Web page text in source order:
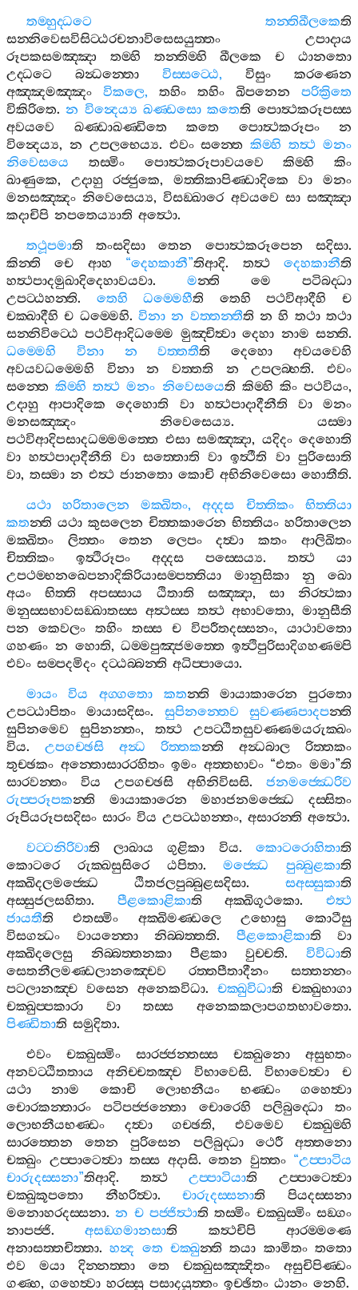
තම‍්හුද‍්ධටෙ
තන‍්තිඛීලකෙති
සන‍්නිවෙසවිසිට‍්ඨරචනාවිසෙසයුත‍්තං
උපාදාය
රූපකසමඤ‍්ඤා
තම‍්හි තන‍්තිම‍්හි ඛීලකෙ ච
ඨානතො
උද‍්ධටෙ
බන්‍ධන‍්තො විස‍්සට‍්ඨෙ, විසුං
කරණෙන
අඤ‍්ඤමඤ‍්ඤං
විකලෙ, තහිං තහිං ඛිපනෙන
පරික්‍රිතෙ
විකිරිතෙ.න වින්‍දෙය්‍ය ඛණ‍්ඩසො කතෙති පොත්‍ථකරූපස‍්ස
අවයවෙ
ඛණ‍්ඩාඛණ‍්ඩිතෙ කතෙ පොත්‍ථකරූපං
න
වින්‍දෙය්‍ය, න උපලභෙය්‍ය. එවං සන‍්තෙ කිම‍්හි තත්‍ථ මනං
නිවෙසයෙ
තස‍්මිං පොත්‍ථකරූපාවයවෙ කිම‍්හි
කිං
ඛාණුකෙ, උදාහු රජ‍්ජුකෙ, මත‍්තිකාපිණ‍්ඩාදිකෙ වා
මනං
මනසඤ‍්ඤං නිවෙසෙය්‍ය,විසඞ‍්ඛාරෙ අවයවෙ සා සඤ‍්ඤා
කදාචිපි නපතෙය්‍යාති අත්‍ථො.
තථූපමාති තංසදිසා තෙන පොත්‍ථකරූපෙන සදිසා.
කින‍්ති
චෙ ආහ “දෙහකානී”තිආදි. තත්‍ථ දෙහකානීති
හත්‍ථපාදමුඛාදිදෙහාවයවා. මන‍්ති මෙ
පටිබද‍්ධා
උපට‍්ඨහන‍්ති. තෙහි ධම‍්මෙහීති තෙහි පථවිආදීහි
ච
චක‍්ඛාදීහි ච ධම‍්මෙහි.විනා න වත‍්තන‍්තීති න හි තථා තථා
සන‍්නිවිට‍්ඨෙ පථවිආදිධම‍්මෙ මුඤ‍්චිත්‍වා දෙහා නාම සන‍්ති.
ධම‍්මෙහි
විනා න වත‍්තතීති දෙහො
අවයවෙහි
අවයවධම‍්මෙහි
විනා න වත‍්තති න උපලබ‍්භති.එවං
සන‍්තෙ කිම‍්හි තත්‍ථ මනං නිවෙසයෙති කිම‍්හි කිං පථවියං,
උදාහු
ආපාදිකෙ දෙහොති වා හත්‍ථපාදාදීනීති වා
මනං
මනසඤ‍්ඤං
නිවෙසෙය්‍ය. යස‍්මා
පථවිආදිපසාදධම‍්මමත‍්තෙ එසා සමඤ‍්ඤා, යදිදං දෙහොති
වා හත්‍ථපාදාදීනීති වා සත‍්තොති වා ඉත්‍ථීති වා පුරිසොති
වා, තස‍්මා න එත්‍ථ ජානතො කොචි අභිනිවෙසො හොතීති.
යථා
හරිතාලෙන මක‍්ඛිතං,අද‍්දස චිත‍්තිකං
භිත‍්තියා
කතන‍්ති යථා කුසලෙන චිත‍්තකාරෙන භිත‍්තියං හරිතාලෙන
මක‍්ඛිතං
ලිත‍්තං තෙන ලෙපං දත්‍වා කතං
ආලිඛිතං
චිත‍්තිකං
ඉත්‍ථිරූපං අද‍්දස පස‍්සෙය්‍ය. තත්‍ථ
යා
උපථම‍්භනඛෙපනාදිකිරියාසම‍්පත‍්තියා
මානුසිකා නු
ඛො
අයං
භිත‍්ති අපස‍්සාය ඨිතාති සඤ‍්ඤා, සා
නිරත්‍ථකා
මනුස‍්සභාවසඞ‍්ඛාතස‍්ස අත්‍ථස‍්ස තත්‍ථ අභාවතො, මානුසීති
පන
කෙවලං තහිං තස‍්ස ච විපරීතදස‍්සනං, යාථාවතො
ගහණං න හොති,ධම‍්මපුඤ‍්ජමත‍්තෙ ඉත්‍ථිපුරිසාදිගහණම‍්පි
එවං සම‍්පදමිදං දට‍්ඨබ‍්බන‍්ති අධිප‍්පායො.
මායං
විය අග‍්ගතො කතන‍්ති මායාකාරෙන
පුරතො
උපට‍්ඨාපිතං
මායාසදිසං. සුපිනන‍්තෙව සුවණ‍්ණපාදපන‍්ති
සුපිනමෙව
සුපිනන‍්තං, තත්‍ථ
උපට‍්ඨිතසුවණ‍්ණමයරුක‍්ඛං
විය. උපගච‍්ඡසි අන්‍ධ රිත‍්තකන‍්ති අන්‍ධබාල
රිත‍්තකං
තුච‍්ඡකං අන‍්තොසාරරහිතං ඉමං අත‍්තභාවං“එතං මමා”ති
සාරවන‍්තං
විය උපගච‍්ඡසි අභිනිවිසසි. ජනමජ‍්ඣෙරිව
රුප‍්පරූපකන‍්ති මායාකාරෙන මහාජනමජ‍්ඣෙ
දස‍්සිතං
රූපියරූපසදිසං සාරං විය උපට‍්ඨහන‍්තං, අසාරන‍්ති අත්‍ථො.
වට‍්ටනිරිවාති ලාඛාය ගුළිකා විය. කොටරොහිතාති
කොටරෙ
රුක‍්ඛසුසිරෙ ඨපිතා.මජ‍්ඣෙ පුබ‍්බුළකාති
අක‍්ඛිදලමජ‍්ඣෙ
ඨිතජලපුබ‍්බුළසදිසා. සඅස‍්සුකාති
අස‍්සුජලසහිතා. පීළකොළිකාති අක‍්ඛිගූථකො.එත්‍ථ
ජායතීති එතස‍්මිං අක‍්ඛිමණ‍්ඩලෙ උභොසු
කොටීසු
විසගන්‍ධං
වායන‍්තො නිබ‍්බත‍්තති. පීළකොළිකාති
වා
අක‍්ඛිදලෙසු
නිබ‍්බත‍්තනකා පීළකා වුච‍්චති. විවිධාති
සෙතනීලමණ‍්ඩලානඤ‍්චෙව
රත‍්තපීතාදීනං
සත‍්තන‍්නං
පටලානඤ‍්ච වසෙන අනෙකවිධා. චක‍්ඛුවිධාති
චක‍්ඛුභාගා
චක‍්ඛුප‍්පකාරා
වා තස‍්ස අනෙකකලාපගතභාවතො.
පිණ‍්ඩිතාති සමුදිතා.
එවං
චක‍්ඛුස‍්මිං සාරජ‍්ජන‍්තස‍්ස චක‍්ඛුනො
අසුභතං
අනවට‍්ඨිතතාය
අනිච‍්චතඤ‍්ච විභාවෙසි. විභාවෙත්‍වා
ච
යථා
නාම කොචි ලොභනීයං භණ‍්ඩං
ගහෙත්‍වා
චොරකන‍්තාරං
පටිපජ‍්ජන‍්තො චොරෙහි පලිබුද‍්ධො
තං
ලොභනීයභණ‍්ඩං
දත්‍වා ගච‍්ඡති, එවමෙව
චක‍්ඛුම‍්හි
සාරත‍්තෙන
තෙන පුරිසෙන පලිබුද‍්ධා ථෙරී
අත‍්තනො
චක‍්ඛුං උප‍්පාටෙත්‍වා තස‍්ස අදාසි. තෙන වුත‍්තං “උප‍්පාටිය
චාරුදස‍්සනා”තිආදි. තත්‍ථ උප‍්පාටියාති
උප‍්පාටෙත්‍වා
චක‍්ඛුකූපතො
නීහරිත්‍වා.චාරුදස‍්සනාති
පියදස‍්සනා
මනොහරදස‍්සනා.න ච පජ‍්ජිත්‍ථාති තස‍්මිං චක‍්ඛුස‍්මිං සඞ‍්ගං
නාපජ‍්ජි.අසඞ‍්ගමානසාති කත්‍ථචිපි
ආරම‍්මණෙ
අනාසත‍්තචිත‍්තා.හන්‍ද තෙ චක‍්ඛුන‍්ති තයා කාමිතං තතො
එව
මයා දින‍්නත‍්තා තෙ චක‍්ඛුසඤ‍්ඤිතං
අසුචිපිණ‍්ඩං
ගණ‍්හ, ගහෙත්‍වා හරස‍්සු පසාදයුත‍්තං ඉච‍්ඡිතං ඨානං නෙහි.